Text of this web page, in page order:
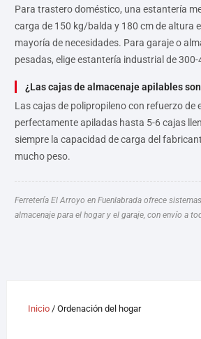
Para trastero doméstico, una estantería
carga de 150 kg/balda y 180 cm de altura
mayoría de necesidades. Para garaje o
pesadas, elige estantería industrial de
¿Las cajas de almacenaje apilables
Las cajas de polipropileno con refuerzo de
perfectamente apiladas hasta 5-6 cajas
siempre la capacidad de carga del
mucho peso.
Ferretería El Arroyo en Fuenlabrada ofrece
almacenaje para el hogar y el garaje, con envío a
Inicio/ Ordenación del hogar